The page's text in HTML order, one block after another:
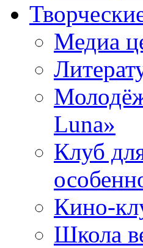
Медиа
Luna»
Клуб
Кино-
Школа